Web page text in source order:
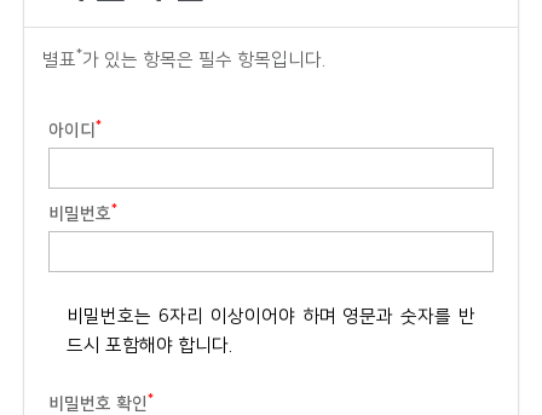
별표*가 있는 항목은 필수 항목입니다.
아이디 *
비밀번호*
비밀번호는 6자리 이상이어야 하며 영문과 숫자를 반
드시 포함해야 합니다.
비밀번호 확인*